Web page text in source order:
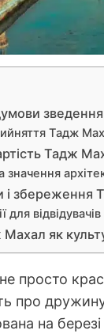
Тадж
Тадж
значення
і збереження
для відвідувачів
як
просто
про
на